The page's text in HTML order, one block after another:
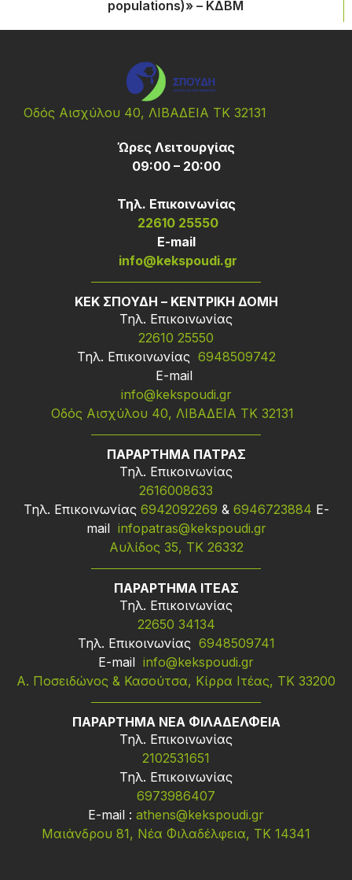
populations)» – ΚΔΒΜ
Οδός Αισχύλου 40, ΛΙΒΑΔΕΙΑ ΤΚ 32131
Ώρες Λειτουργίας
09:00 – 20:00
Τηλ. Επικοινωνίας
22610 25550
Ε-mail
info@kekspoudi.gr
ΚΕΚ ΣΠΟΥΔΗ – ΚΕΝΤΡΙΚΗ ΔΟΜΗ
Τηλ. Επικοινωνίας
22610 25550
Τηλ. Επικοινωνίας 6948509742
Ε-mail
info@kekspoudi.gr
Οδός Αισχύλου 40, ΛΙΒΑΔΕΙΑ ΤΚ 32131
ΠΑΡΑΡΤΗΜΑ ΠΑΤΡΑΣ
Τηλ. Επικοινωνίας
2616008633
Τηλ. Επικοινωνίας 6942092269 & 6946723884 Ε-
mail infopatras@kekspoudi.gr
Αυλίδος 35, ΤΚ 26332
ΠΑΡΑΡΤΗΜΑ ΙΤΕΑΣ
Τηλ. Επικοινωνίας
22650 34134
Τηλ. Επικοινωνίας 6948509741
Ε-mail info@kekspoudi.gr
Α. Ποσειδώνος & Κασούτσα, Κίρρα Ιτέας, ΤΚ 33200
ΠΑΡΑΡΤΗΜΑ ΝΕΑ ΦΙΛΑΔΕΛΦΕΙΑ
Τηλ. Επικοινωνίας
2102531651
Τηλ. Επικοινωνίας
6973986407
Ε-mail : athens@kekspoudi.gr
Μαιάνδρου 81, Νέα Φιλαδέλφεια, ΤΚ 14341